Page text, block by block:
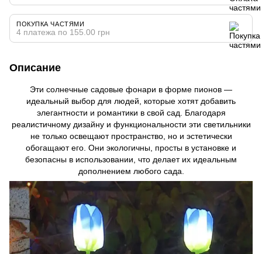
ПОКУПКА ЧАСТЯМИ
4 платежа по 155.00 грн
Описание
Эти солнечные садовые фонари в форме пионов —
идеальный выбор для людей, которые хотят добавить
элегантности и романтики в свой сад. Благодаря
реалистичному дизайну и функциональности эти светильники
не только освещают пространство, но и эстетически
обогащают его. Они экологичны, просты в установке и
безопасны в использовании, что делает их идеальным
дополнением любого сада.